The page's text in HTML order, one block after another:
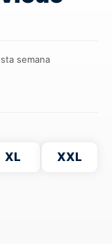
semana
XL XXL